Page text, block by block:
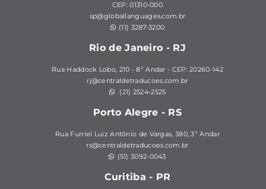
CEP: 01310-000
sp@globallanguages.com.br
(11) 3287-3200
Rio de Janeiro - RJ
Rua Haddock Lobo, 210 - 8º Andar - CEP: 20260-142
rj@centraldetraducoes.com.br
(21) 2524-2525
Porto Alegre - RS
Rua Furriel Luiz Antônio de Vargas, 380, 3º Andar
rs@centraldetraducoes.com.br
(51) 3092-0043
Curitiba - PR